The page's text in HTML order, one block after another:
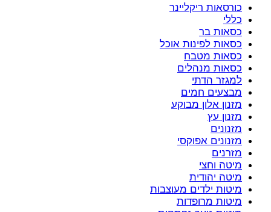
כורסאות ריקליינר
כללי
כסאות בר
כסאות לפינות אוכל
כסאות מטבח
כסאות מנהלים
למגזר הדתי
מבצעים חמים
מזנון אלון מבוקע
מזנון עץ
מזנונים
מזנונים אפוקסי
מזרנים
מיטה וחצי
מיטה יהודית
מיטות ילדים מעוצבות
מיטות מרופדות